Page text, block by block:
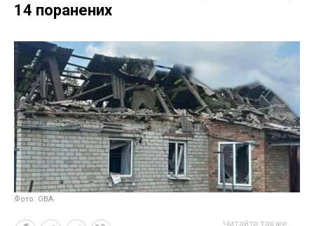
14 поранених
Фото: ОВА
Читайте также